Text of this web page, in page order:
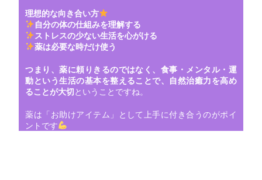
理想的な向き合い方
自分の体の仕組みを理解する
ストレスの少ない生活を心がける
薬は必要な時だけ使う
つまり、薬に頼りきるのではなく、食事・メンタル・運
動という生活の基本を整えることで、自然治癒力を高め
ることが大切ということですね。
薬は「お助けアイテム」として上手に付き合うのがポイ
ントです